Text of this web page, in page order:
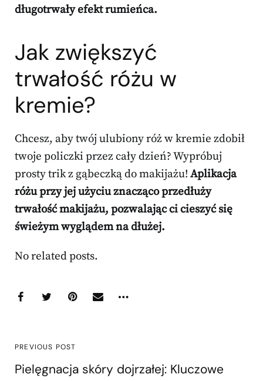
długotrwały efekt rumieńca.
Jak zwiększyć
trwałość różu w
kremie?
Chcesz, aby twój ulubiony róż w kremie zdobił
twoje policzki przez cały dzień? Wypróbuj
prosty trik z gąbeczką do makijażu! Aplikacja
różu przy jej użyciu znacząco przedłuży
trwałość makijażu, pozwalając ci cieszyć się
świeżym wyglądem na dłużej.
No related posts.
PREVIOUS POST
Pielęgnacja skóry dojrzałej: Kluczowe